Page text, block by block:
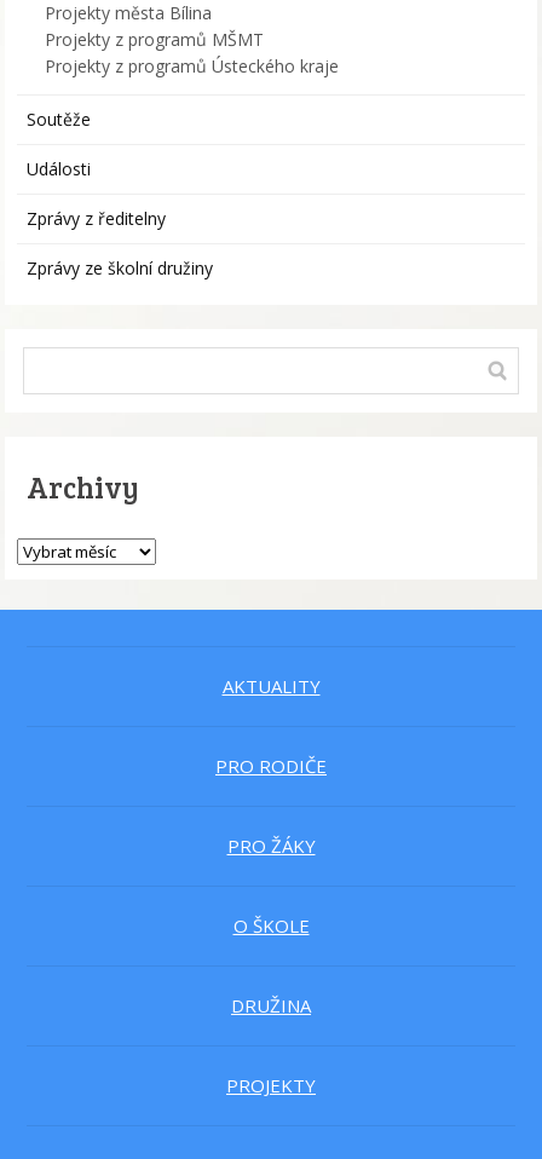
Projekty města Bílina
Projekty z programů MŠMT
Projekty z programů Ústeckého kraje
Soutěže
Události
Zprávy z ředitelny
Zprávy ze školní družiny
Archivy
AKTUALITY
PRO RODIČE
PRO ŽÁKY
O ŠKOLE
DRUŽINA
PROJEKTY